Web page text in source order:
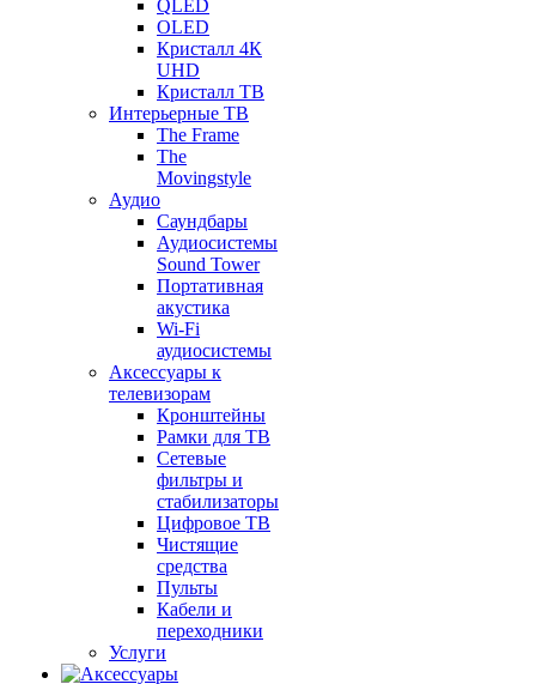
QLED
OLED
Кристалл 4К
UHD
Кристалл ТВ
Интерьерные ТВ
The Frame
The
Movingstyle
Аудио
Саундбары
Аудиосистемы
Sound Tower
Портативная
акустика
Wi-Fi
аудиосистемы
Аксессуары к
телевизорам
Кронштейны
Рамки для ТВ
Сетевые
фильтры и
стабилизаторы
Цифровое ТВ
Чистящие
средства
Пульты
Кабели и
переходники
Услуги